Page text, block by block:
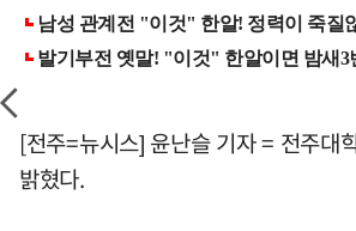
[전주=뉴시스] 윤난슬 기자 = 전주대
밝혔다.